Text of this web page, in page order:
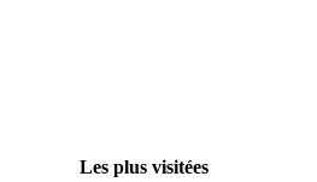
Les plus visitées